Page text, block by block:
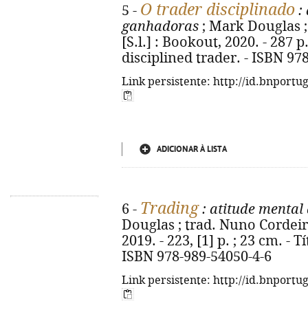
5 - O trader disciplinado :
ganhadoras ; Mark Douglas
[S.l.] : Bookout, 2020. - 287
disciplined trader. - ISBN
Link persistente: http://
ADICIONAR À LISTA
6 - Trading: atitude mental
Douglas ; trad. Nuno
2019. - 223, [1] p. ; 23 cm. -
ISBN 978-989-54050-4-6
Link persistente: http://